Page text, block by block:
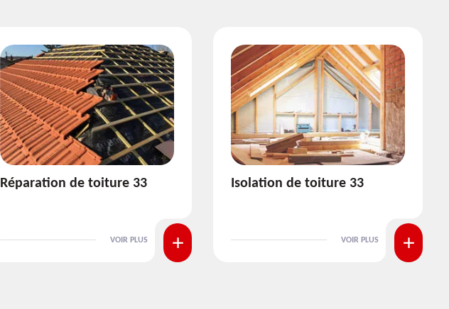
Isolation de toiture 33
VOIR PLUS
Pose et nettoyage de
VOIR PLUS